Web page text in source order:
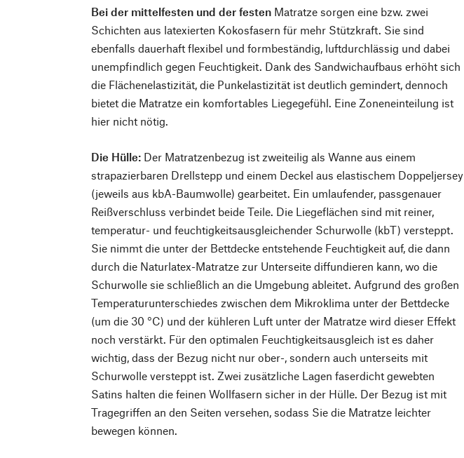
Bei der mittelfesten und der festen Matratze sorgen eine bzw. zwei
Schichten aus latexierten Kokosfasern für mehr Stützkraft. Sie sind
ebenfalls dauerhaft flexibel und formbeständig, luftdurchlässig und dabei
unempfindlich gegen Feuchtigkeit. Dank des Sandwichaufbaus erhöht sich
die Flächenelastizität, die Punkelastizität ist deutlich gemindert, dennoch
bietet die Matratze ein komfortables Liegegefühl. Eine Zoneneinteilung ist
hier nicht nötig.
Die Hülle: Der Matratzenbezug ist zweiteilig als Wanne aus einem
strapazierbaren Drellstepp und einem Deckel aus elastischem Doppeljersey
(jeweils aus kbA-Baumwolle) gearbeitet. Ein umlaufender, passgenauer
Reißverschluss verbindet beide Teile. Die Liegeflächen sind mit reiner,
temperatur- und feuchtigkeitsausgleichender Schurwolle (kbT) versteppt.
Sie nimmt die unter der Bettdecke entstehende Feuchtigkeit auf, die dann
durch die Naturlatex-Matratze zur Unterseite diffundieren kann, wo die
Schurwolle sie schließlich an die Umgebung ableitet. Aufgrund des großen
Temperaturunterschiedes zwischen dem Mikroklima unter der Bettdecke
(um die 30 °C) und der kühleren Luft unter der Matratze wird dieser Effekt
noch verstärkt. Für den optimalen Feuchtigkeitsausgleich ist es daher
wichtig, dass der Bezug nicht nur ober-, sondern auch unterseits mit
Schurwolle versteppt ist. Zwei zusätzliche Lagen faserdicht gewebten
Satins halten die feinen Wollfasern sicher in der Hülle. Der Bezug ist mit
Tragegriffen an den Seiten versehen, sodass Sie die Matratze leichter
bewegen können.